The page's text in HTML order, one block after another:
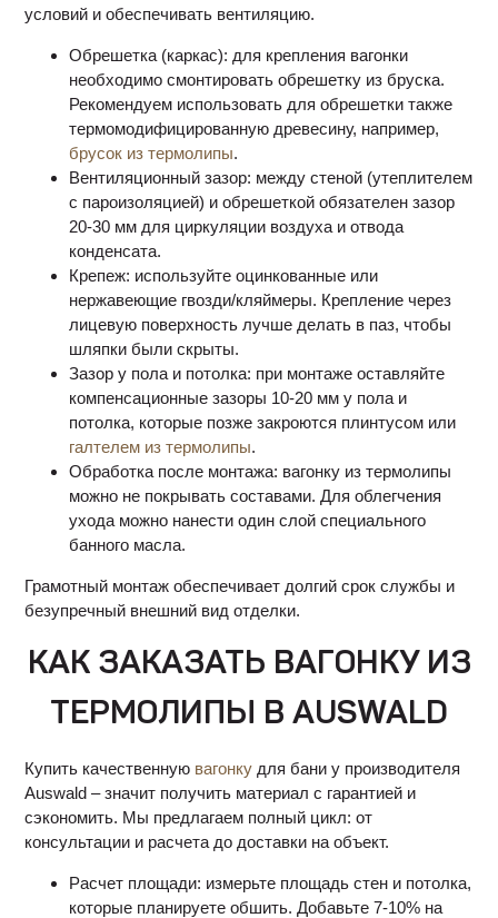
условий и обеспечивать вентиляцию.
Обрешетка (каркас): для крепления вагонки
необходимо смонтировать обрешетку из бруска.
Рекомендуем использовать для обрешетки также
термомодифицированную древесину, например,
брусок из термолипы.
Вентиляционный зазор: между стеной (утеплителем
с пароизоляцией) и обрешеткой обязателен зазор
20-30 мм для циркуляции воздуха и отвода
конденсата.
Крепеж: используйте оцинкованные или
нержавеющие гвозди/кляймеры. Крепление через
лицевую поверхность лучше делать в паз, чтобы
шляпки были скрыты.
Зазор у пола и потолка: при монтаже оставляйте
компенсационные зазоры 10-20 мм у пола и
потолка, которые позже закроются плинтусом или
галтелем из термолипы.
Обработка после монтажа: вагонку из термолипы
можно не покрывать составами. Для облегчения
ухода можно нанести один слой специального
банного масла.
Грамотный монтаж обеспечивает долгий срок службы и
безупречный внешний вид отделки.
КАК ЗАКАЗАТЬ ВАГОНКУ ИЗ
ТЕРМОЛИПЫ В AUSWALD
Купить качественную вагонку для бани у производителя
Auswald – значит получить материал с гарантией и
сэкономить. Мы предлагаем полный цикл: от
консультации и расчета до доставки на объект.
Расчет площади: измерьте площадь стен и потолка,
которые планируете обшить. Добавьте 7-10% на